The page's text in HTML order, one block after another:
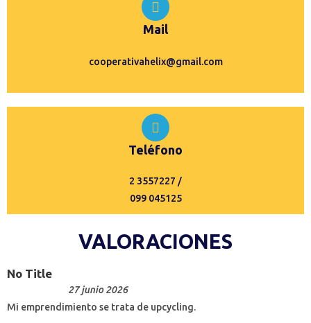
Mail
cooperativahelix@gmail.com
Teléfono
2 3557227 /
099 045125
VALORACIONES
No Title
27 junio 2026
Mi emprendimiento se trata de upcycling.